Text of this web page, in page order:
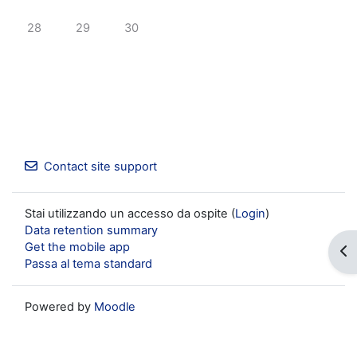
No events, lunedì 28 aprile
28 No events, martedì 29 aprile
29 No events, mercoledì 30 aprile
30
Contact site support
Stai utilizzando un accesso da ospite (Login)
Data retention summary
Get the mobile app
Passa al tema standard
Powered by Moodle